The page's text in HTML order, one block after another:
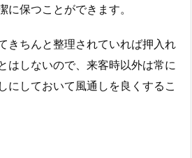
に保つことができます。
きちんと整理されていれば押入れ
はしないので、来客時以外は常に
にしておいて風通しを良くするこ